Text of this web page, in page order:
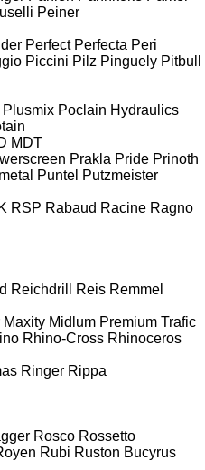
Peiner
Perfect Perfecta Peri
Piccini Pilz Pinguely Pitbull
Plusmix Poclain Hydraulics
MDT
Prakla Pride Prinoth
Puntel Putzmeister
RSP Rabaud Racine Ragno
Reichdrill Reis Remmel
Maxity Midlum Premium Trafic
Rhino-Cross Rhinoceros
Ringer Rippa
Rosco Rossetto
Rubi Ruston Bucyrus